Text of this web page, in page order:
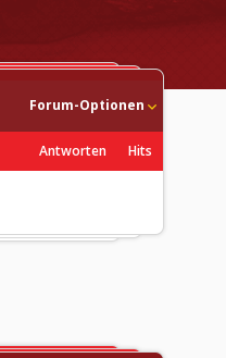
Forum-Optionen
Antworten Hits